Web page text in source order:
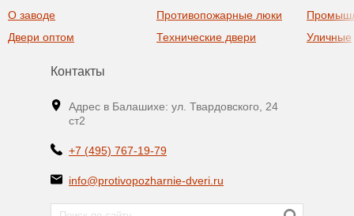
О заводе
Двери оптом
Противопожарные люки
Технические двери
Уличные
Контакты
Адрес в Балашихе: ул. Твардовского, 24
ст2
+7 (495) 767-19-79
info@protivopozharnie-dveri.ru